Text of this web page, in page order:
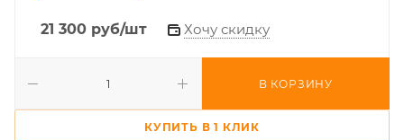
21 300 руб/шт Хочу скидку
В КОРЗИНУ
КУПИТЬ В 1 КЛИК